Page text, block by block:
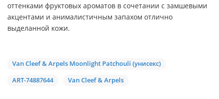
оттенками фруктовых ароматов в сочетании с замшевыми
акцентами и анималистичным запахом отлично
выделанной кожи.
Van Cleef & Arpels Moonlight Patchouli (унисекс)
ART-74887644
Van Cleef & Arpels